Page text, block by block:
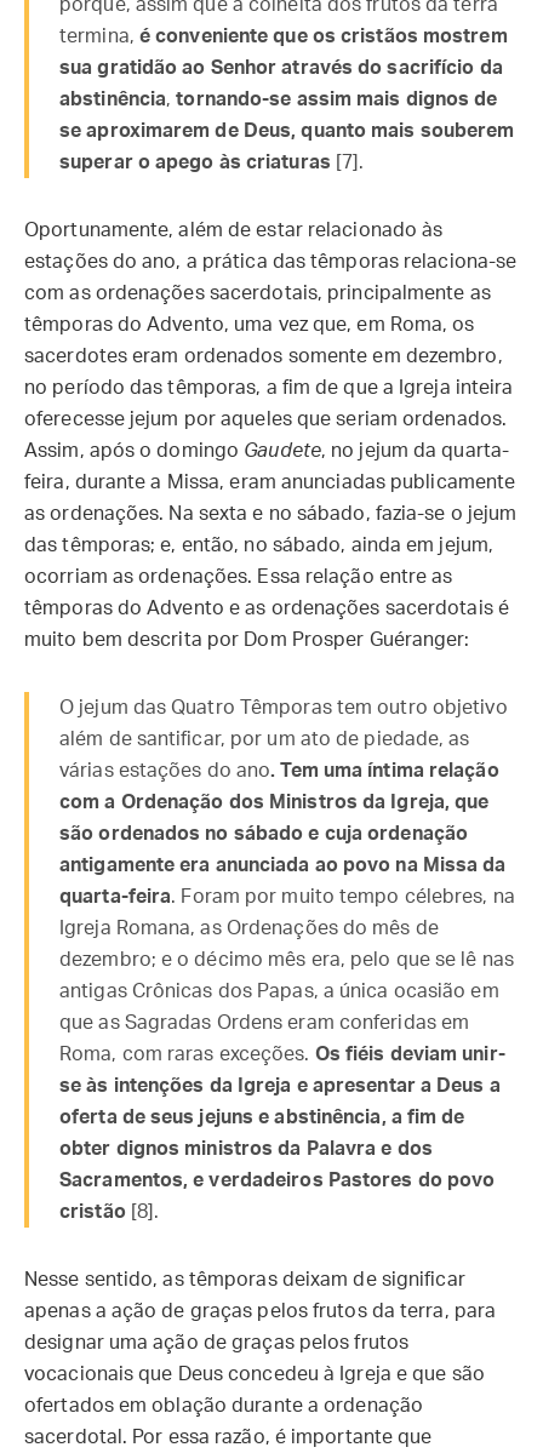
porque, assim que a colheita dos frutos da terra
termina, é conveniente que os cristãos mostrem
sua gratidão ao Senhor através do sacrifício da
abstinência,tornando-se assim mais dignos de
se aproximarem de Deus, quanto mais souberem
superar o apego às criaturas
[7].
Oportunamente, além de estar relacionado às
estações do ano, a prática das têmporas relaciona-se
com as ordenações sacerdotais, principalmente as
têmporas do Advento, uma vez que, em Roma, os
sacerdotes eram ordenados somente em dezembro,
no período das têmporas, a fim de que a Igreja inteira
oferecesse jejum por aqueles que seriam ordenados.
Assim, após o domingo Gaudete, no jejum da quarta-
feira, durante a Missa, eram anunciadas publicamente
as ordenações. Na sexta e no sábado, fazia-se o jejum
das têmporas; e, então, no sábado, ainda em jejum,
ocorriam as ordenações. Essa relação entre as
têmporas do Advento e as ordenações sacerdotais é
muito bem descrita por Dom Prosper Guéranger:
O jejum das Quatro Têmporas tem outro objetivo
além de santificar, por um ato de piedade, as
várias estações do ano. Tem uma íntima relação
com a Ordenação dos Ministros da Igreja, que
são ordenados no sábado e cuja ordenação
antigamente era anunciada ao povo na Missa da
quarta-feira. Foram por muito tempo célebres, na
Igreja Romana, as Ordenações do mês de
dezembro; e o décimo mês era, pelo que se lê nas
antigas Crônicas dos Papas, a única ocasião em
que as Sagradas Ordens eram conferidas em
Roma, com raras exceções. Os fiéis deviam unir-
se às intenções da Igreja e apresentar a Deus a
oferta de seus jejuns e abstinência, a fim de
obter dignos ministros da Palavra e dos
Sacramentos, e verdadeiros Pastores do povo
cristão [8].
Nesse sentido, as têmporas deixam de significar
apenas a ação de graças pelos frutos da terra, para
designar uma ação de graças pelos frutos
vocacionais que Deus concedeu à Igreja e que são
ofertados em oblação durante a ordenação
sacerdotal. Por essa razão, é importante que